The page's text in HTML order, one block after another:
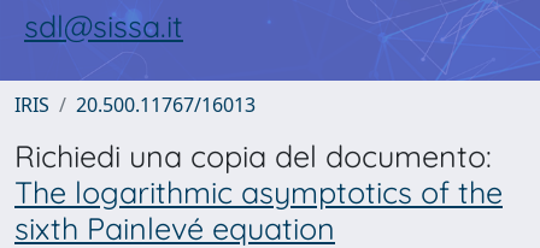
sdl@sissa.it
IRIS 20.500.11767/16013
Richiedi una copia del documento:
The logarithmic asymptotics of the
sixth Painlevé equation